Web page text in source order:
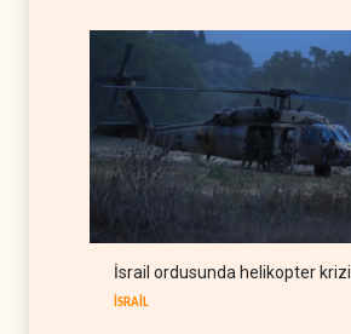
İsrail ordusunda helikopter krizi
İSRAİL